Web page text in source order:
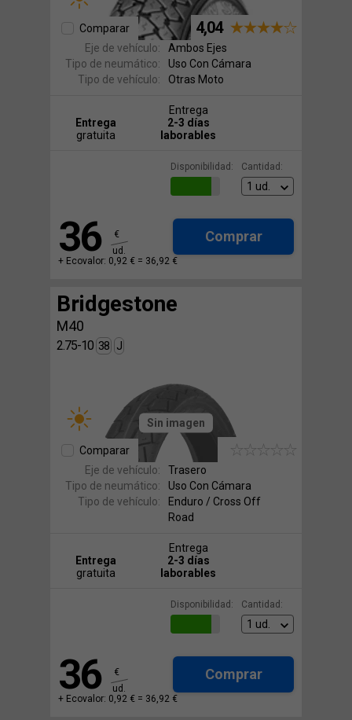
Comparar
Eje de vehículo:
Ambos Ejes
Tipo de neumático:
Uso Con Cámara
Tipo de vehículo:
Otras Moto
4,04
Entrega
gratuita
Entrega
2-3 días
laborables
Disponibilidad: Cantidad:
36
€
ud.
Comprar
+ Ecovalor: 0,92 € = 36,92 €
Bridgestone
M40
2.75-10 38 J
Sin imagen
Comparar
Eje de vehículo:
Trasero
Tipo de neumático:
Uso Con Cámara
Tipo de vehículo:
Enduro / Cross Off
Road
Entrega
gratuita
Entrega
2-3 días
laborables
Disponibilidad: Cantidad:
36
€
ud.
Comprar
+ Ecovalor: 0,92 € = 36,92 €